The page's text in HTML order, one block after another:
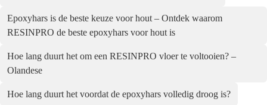
Epoxyhars is de beste keuze voor hout – Ontdek waarom
RESINPRO de beste epoxyhars voor hout is
Hoe lang duurt het om een RESINPRO vloer te voltooien? –
Olandese
Hoe lang duurt het voordat de epoxyhars volledig droog is?